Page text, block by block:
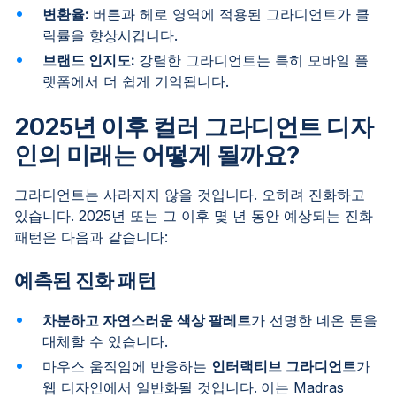
변환율: 버튼과 헤로 영역에 적용된 그라디언트가 클
릭률을 향상시킵니다.
브랜드 인지도: 강렬한 그라디언트는 특히 모바일 플
랫폼에서 더 쉽게 기억됩니다.
2025년 이후 컬러 그라디언트 디자
인의 미래는 어떻게 될까요?
그라디언트는 사라지지 않을 것입니다. 오히려 진화하고
있습니다. 2025년 또는 그 이후 몇 년 동안 예상되는 진화
패턴은 다음과 같습니다:
예측된 진화 패턴
차분하고 자연스러운 색상 팔레트가 선명한 네온 톤을
대체할 수 있습니다.
마우스 움직임에 반응하는 인터랙티브 그라디언트가
웹 디자인에서 일반화될 것입니다. 이는 Madras